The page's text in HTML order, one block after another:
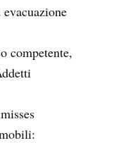
competente,